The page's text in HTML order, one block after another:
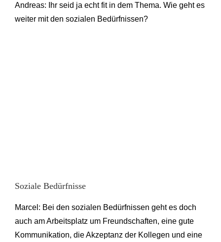
Andreas: Ihr seid ja echt fit in dem Thema. Wie geht es
weiter mit den sozialen Bedürfnissen?
Soziale Bedürfnisse
Marcel: Bei den sozialen Bedürfnissen geht es doch
auch am Arbeitsplatz um Freundschaften, eine gute
Kommunikation, die Akzeptanz der Kollegen und eine